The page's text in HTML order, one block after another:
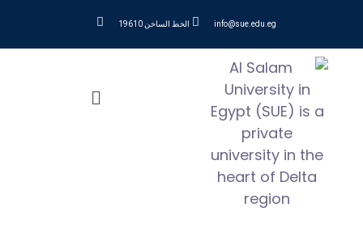
info@sue.edu.eg الخط الساخن 19610